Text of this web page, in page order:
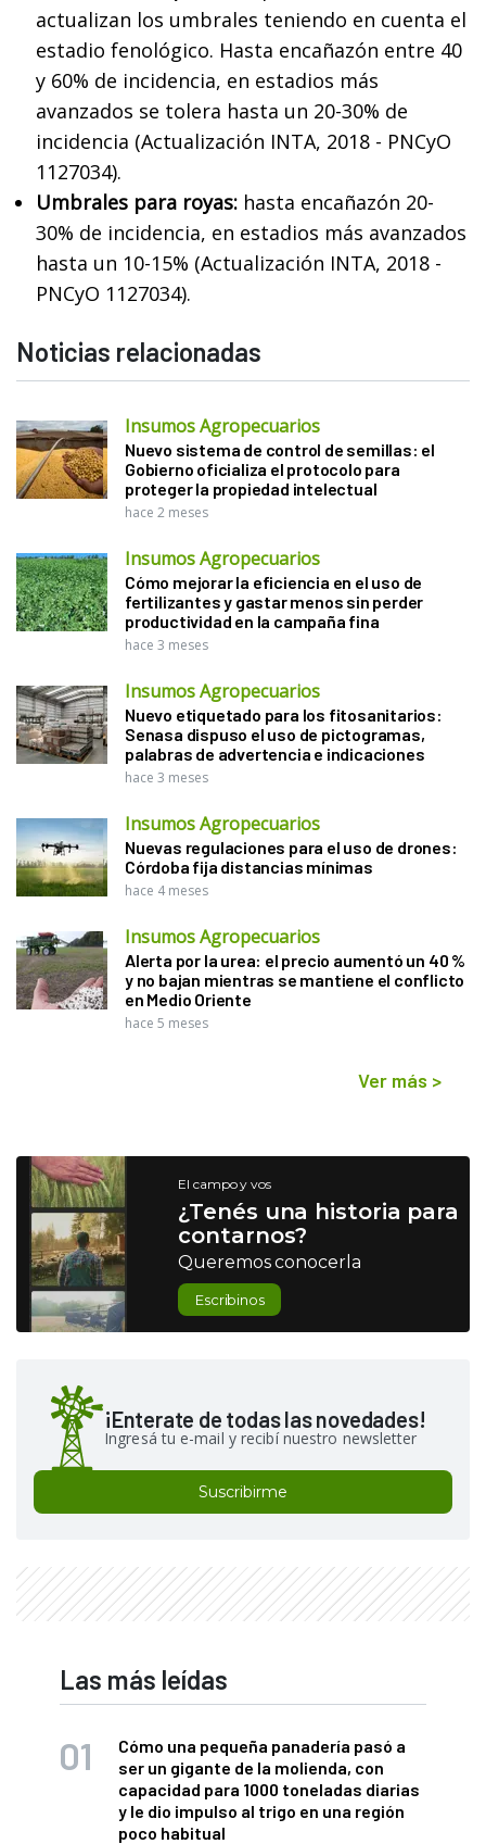
actualizan los umbrales teniendo en cuenta el
estadio fenológico. Hasta encañazón entre 40
y 60% de incidencia, en estadios más
avanzados se tolera hasta un 20-30% de
incidencia (Actualización INTA, 2018 - PNCyO
1127034).
Umbrales para royas: hasta encañazón 20-
30% de incidencia, en estadios más avanzados
hasta un 10-15% (Actualización INTA, 2018 -
PNCyO 1127034).
Noticias relacionadas
Insumos Agropecuarios
Nuevo sistema de control de semillas: el
Gobierno oficializa el protocolo para
proteger la propiedad intelectual
hace 2 meses
Insumos Agropecuarios
Cómo mejorar la eficiencia en el uso de
fertilizantes y gastar menos sin perder
productividad en la campaña fina
hace 3 meses
Insumos Agropecuarios
Nuevo etiquetado para los fitosanitarios:
Senasa dispuso el uso de pictogramas,
palabras de advertencia e indicaciones
hace 3 meses
Insumos Agropecuarios
Nuevas regulaciones para el uso de drones:
Córdoba fija distancias mínimas
hace 4 meses
Insumos Agropecuarios
Alerta por la urea: el precio aumentó un 40 %
y no bajan mientras se mantiene el conflicto
en Medio Oriente
hace 5 meses
Ver más >
El campo y vos
¿Tenés una historia para
contarnos?
Queremos conocerla
Escribinos
¡Enterate de todas las novedades!
Ingresá tu e-mail y recibí nuestro newsletter
Suscribirme
Las más leídas
Cómo una pequeña panadería pasó a
ser un gigante de la molienda, con
capacidad para 1000 toneladas diarias
y le dio impulso al trigo en una región
poco habitual